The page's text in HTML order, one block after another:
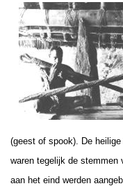
(geest of spook). De
waren tegelijk de stemmen
aan het eind werden